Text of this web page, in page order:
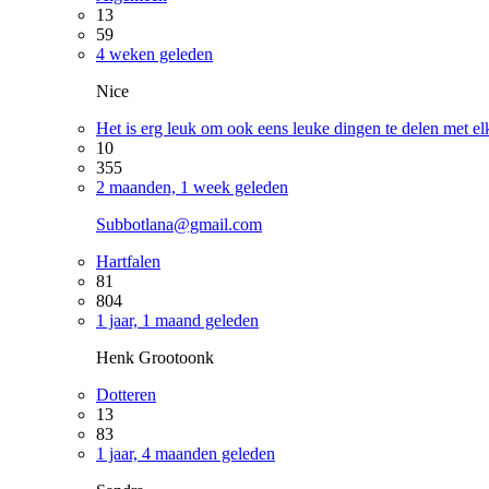
13
59
4 weken geleden
Nice
Het is erg leuk om ook eens leuke dingen te delen met
10
355
2 maanden, 1 week geleden
Subbotlana@gmail.com
Hartfalen
81
804
1 jaar, 1 maand geleden
Henk Grootoonk
Dotteren
13
83
1 jaar, 4 maanden geleden